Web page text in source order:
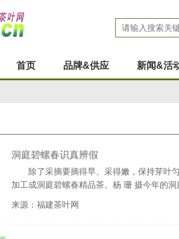
首页 品牌&供应 新闻&活
洞庭碧螺春识真辨假
除了采摘要摘得早、采得嫩，保持芽叶
加工成洞庭碧螺春精品茶。杨 珊 摄今年的洞
来源：福建茶叶网